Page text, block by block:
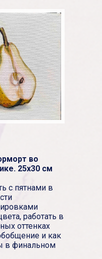
во
25х30 см
с пятнами в
работать в
оттенках
и как
в финальном